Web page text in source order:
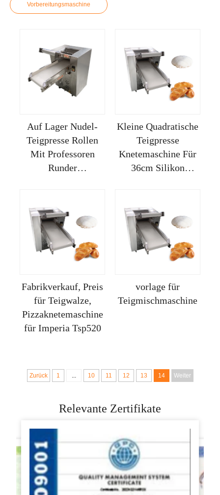
Vorbereitungsmaschine
Auf Lager Nudel-
Teigpresse Rollen
Mit Professoren
Runder
Kleine Quadratische
Teigpresse
Knetemaschine Für
36cm Silikon
Fabrikverkauf, Preis
für Teigwalze,
Pizzaknetemaschine
für Imperia Tsp520
vorlage für
Teigmischmaschine
Zurück 1 ... 10 11 12 13 14 Weiter
Relevante Zertifikate